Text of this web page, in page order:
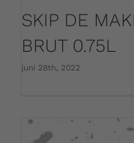
SKIP DE
BRUT 0.75L
juni 28th, 2022